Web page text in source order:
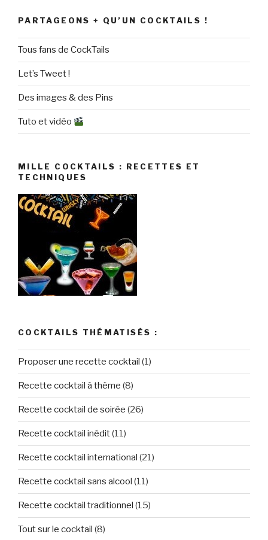
PARTAGEONS + QU’UN COCKTAILS !
Tous fans de CockTails
Let’s Tweet !
Des images & des Pins
Tuto et vidéo
MILLE COCKTAILS : RECETTES ET
TECHNIQUES
COCKTAILS THÉMATISÉS :
Proposer une recette cocktail (1)
Recette cocktail à thème (8)
Recette cocktail de soirée (26)
Recette cocktail inédit(11)
Recette cocktail international (21)
Recette cocktail sans alcool (11)
Recette cocktail traditionnel (15)
Tout sur le cocktail (8)